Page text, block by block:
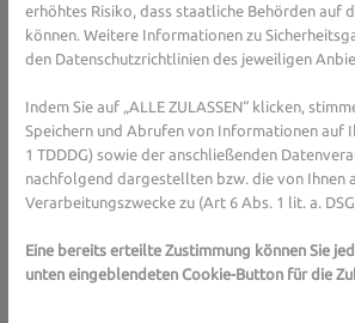
Saftschorle. Wer das Magnesium im
am besten zu Nüssen, Vollkornprodukten
oder Bananen. Kalzium befindet sich vor
Nahrungsergänzungsprodukte mit
Dehnen, schonen und
vorbereiten
Wer beim Sport von einem Wadenkrampf
das tun, was man bei Fußballern oft sieht,
erhöhtes Risiko, dass staatliche Behörden auf
können. Weitere Informationen zu
den Datenschutzrichtlinien des jeweiligen
Indem Sie auf „ALLE ZULASSEN“ klicken,
Speichern und Abrufen von Informationen auf
1 TDDDG) sowie der anschließenden
nachfolgend dargestellten bzw. die von Ihnen
Verarbeitungszwecke zu (Art 6 Abs. 1 lit. a.
Eine bereits erteilte Zustimmung können Sie
unten eingeblendeten Cookie-Button für die